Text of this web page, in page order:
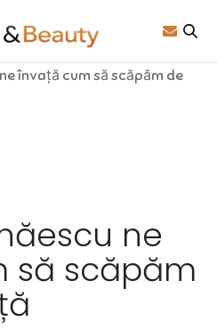
învață cum să scăpăm de
ne
să scăpăm